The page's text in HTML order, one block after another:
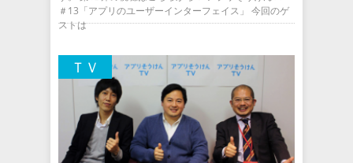
＃13「アプリのユーザーインターフェイス」 今回のゲ
ストは
ＴＶ